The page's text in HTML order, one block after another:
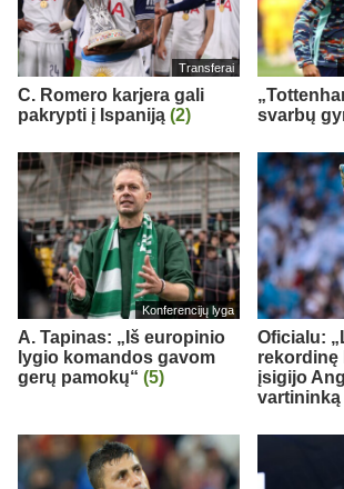
Transferai
C. Romero karjera gali
pakrypti į Ispaniją (2)
svarbų
Konferencijų lyga
A. Tapinas: „Iš europinio
lygio komandos gavom
gerų pamokų“ (5)
Oficialu:
rekordinę
įsigijo
vartininką